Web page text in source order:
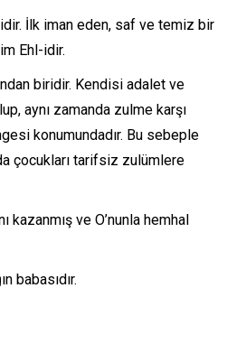
İlk iman eden, saf ve temiz bir
Ehl-idir.
biridir. Kendisi adalet ve
aynı zamanda zulme karşı
konumundadır. Bu sebeple
çocukları tarifsiz zulümlere
kazanmış ve O’nunla hemhal
babasıdır.